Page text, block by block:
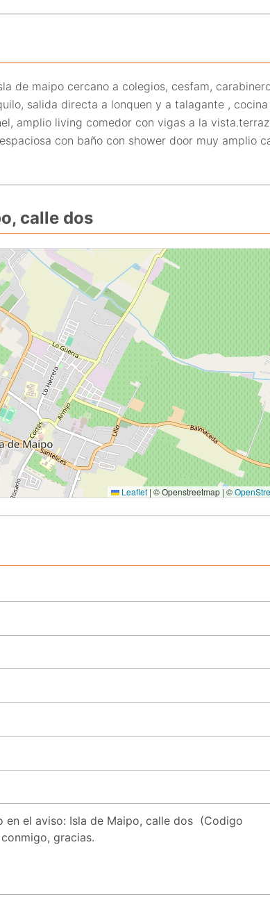
de maipo cercano a colegios, cesfam,
salida directa a lonquen y a talagante , cocina
amplio living comedor con vigas a la
con baño con shower door muy amplio
calle dos
Leaflet | © Openstreetmap | ©